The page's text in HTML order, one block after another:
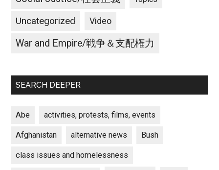
Uncategorized Video
War and Empire/戦争＆支配権力
SEARCH DEEPER
Abe activities, protests, films, events
Afghanistan alternative news Bush
class issues and homelessness